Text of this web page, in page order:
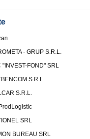
- GRUP S.R.L.
"INVEST-FOND" SRL
S.R.L.
S.R.L.
SRL
BUREAU SRL